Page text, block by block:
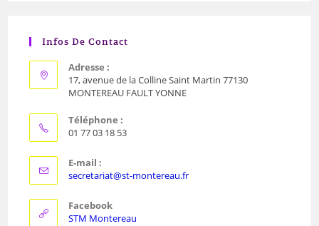
Infos De Contact
Adresse :
17, avenue de la Colline Saint Martin 77130
MONTEREAU FAULT YONNE
Téléphone :
01 77 03 18 53
E-mail :
secretariat@st-montereau.fr
Facebook
STM Montereau